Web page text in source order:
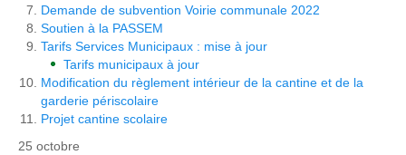
Demande de subvention Voirie communale 2022
Soutien à la PASSEM
Tarifs Services Municipaux : mise à jour
Tarifs municipaux à jour
Modification du règlement intérieur de la cantine et de la
garderie périscolaire
Projet cantine scolaire
25 octobre